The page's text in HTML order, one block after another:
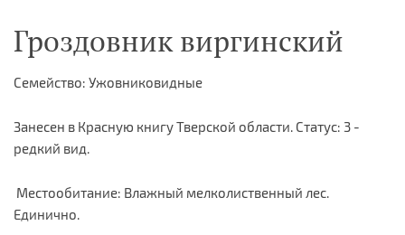
Гроздовник виргинский
Семейство: Ужовниковидные
Занесен в Красную книгу Тверской области. Статус: 3 -
редкий вид.
Местообитание: Влажный мелколиственный лес.
Единично.